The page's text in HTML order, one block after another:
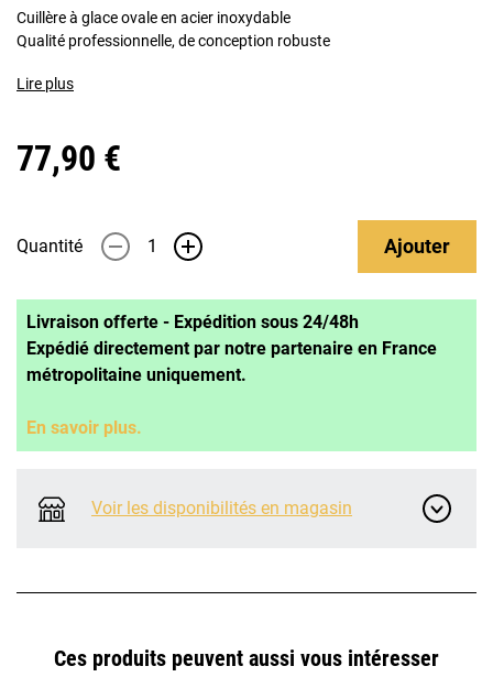
Cuillère à glace ovale en acier inoxydable
Qualité professionnelle, de conception robuste
Lire plus
77,90 €
Quantité - + Ajouter
Livraison offerte - Expédition sous 24/48h
Expédié directement par notre partenaire en France
métropolitaine uniquement.
En savoir plus.
Voir les disponibilités en magasin
Ces produits peuvent aussi vous intéresser